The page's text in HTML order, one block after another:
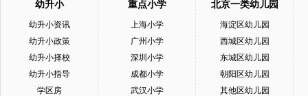
幼升小
幼升小资讯
幼升小政策
幼升小择校
幼升小指导
学区房
重点小学
上海小学
广州小学
深圳小学
成都小学
武汉小学
北京一类幼儿园
海淀区幼儿园
西城区幼儿园
东城区幼儿园
朝阳区幼儿园
其他区幼儿园